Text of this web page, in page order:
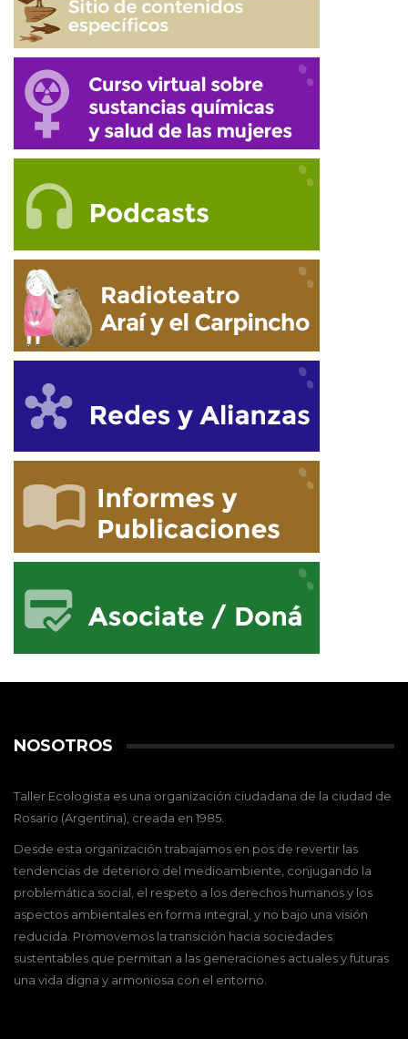
NOSOTROS
Taller Ecologista es una organización ciudadana de la ciudad de
Rosario (Argentina), creada en 1985.
Desde esta organización trabajamos en pos de revertir las
tendencias de deterioro del medioambiente, conjugando la
problemática social, el respeto a los derechos humanos y los
aspectos ambientales en forma integral, y no bajo una visión
reducida. Promovemos la transición hacia sociedades
sustentables que permitan a las generaciones actuales y futuras
una vida digna y armoniosa con el entorno.